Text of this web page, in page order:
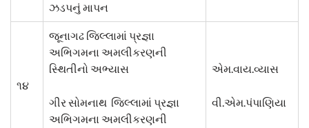
ઝડપનું માપન
૧૪
જૂનાગઢ જિલ્લામાં પ્રજ્ઞા
અભિગમના અમલીકરણની
સ્થિતીનો અભ્યાસ
ગીર સોમનાથ જિલ્લામાં પ્રજ્ઞા
અભિગમના અમલીકરણની
એમ.વાય.વ્યાસ
વી.એમ.પંપાણિયા